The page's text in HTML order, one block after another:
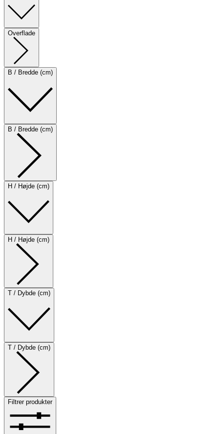
Overflade
B / Bredde (cm)
B / Bredde (cm)
H / Højde (cm)
H / Højde (cm)
T / Dybde (cm)
T / Dybde (cm)
Filtrer produkter